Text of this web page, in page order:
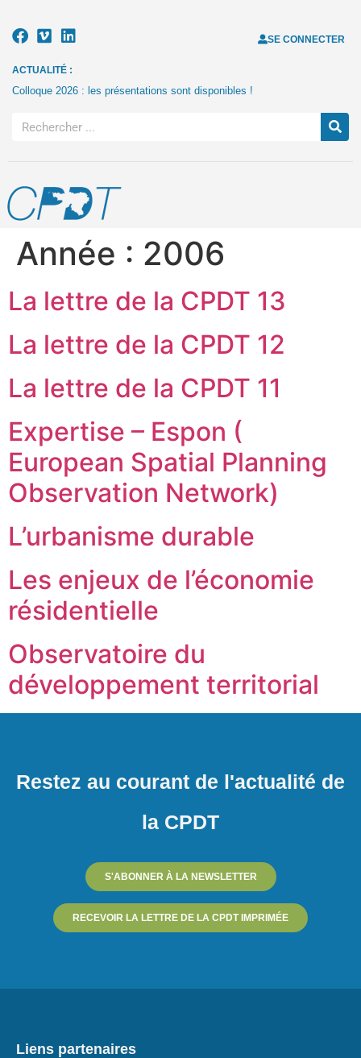
SE CONNECTER
ACTUALITÉ :
Colloque 2026 : les présentations sont disponibles !
Année : 2006
La lettre de la CPDT 13
La lettre de la CPDT 12
La lettre de la CPDT 11
Expertise – Espon (
European Spatial Planning
Observation Network)
L’urbanisme durable
Les enjeux de l’économie
résidentielle
Observatoire du
développement territorial
Restez au courant de l'actualité de
la CPDT
S'ABONNER À LA NEWSLETTER
RECEVOIR LA LETTRE DE LA CPDT IMPRIMÉE
Liens partenaires